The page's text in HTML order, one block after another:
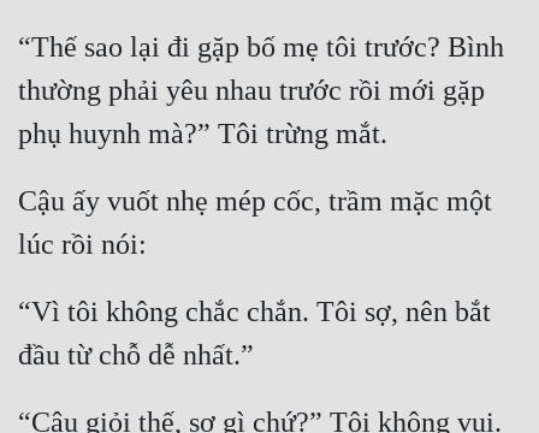
“Thế sao lại đi gặp bố mẹ tôi trước? Bình
thường phải yêu nhau trước rồi mới gặp
phụ huynh mà?” Tôi trừng mắt.
Cậu ấy vuốt nhẹ mép cốc, trầm mặc một
lúc rồi nói:
“Vì tôi không chắc chắn. Tôi sợ, nên bắt
đầu từ chỗ dễ nhất.”
“Cậu giỏi thế, sợ gì chứ?” Tôi không vui.